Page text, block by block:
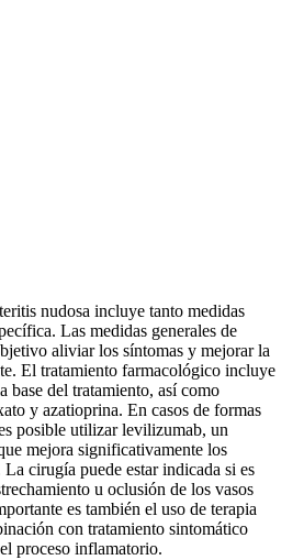
nudosa incluye tanto medidas
Las medidas generales de
aliviar los síntomas y mejorar la
El tratamiento farmacológico incluye
base del tratamiento, así como
y azatioprina. En casos de formas
posible utilizar levilizumab, un
mejora significativamente los
cirugía puede estar indicada si es
u oclusión de los vasos
es también el uso de terapia
con tratamiento sintomático
proceso inflamatorio.